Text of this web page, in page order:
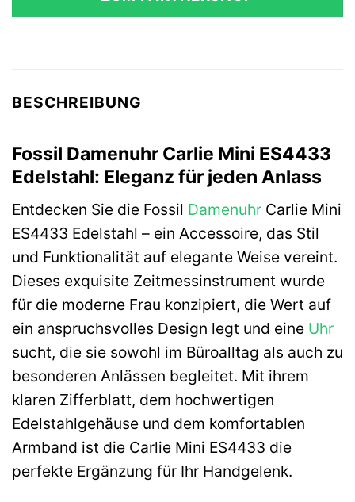
129,00 €109,65 €.
BESCHREIBUNG
Fossil Damenuhr Carlie Mini ES4433
Edelstahl: Eleganz für jeden Anlass
Entdecken Sie die Fossil Damenuhr Carlie Mini
ES4433 Edelstahl – ein Accessoire, das Stil
und Funktionalität auf elegante Weise vereint.
Dieses exquisite Zeitmessinstrument wurde
für die moderne Frau konzipiert, die Wert auf
ein anspruchsvolles Design legt und eine Uhr
sucht, die sie sowohl im Büroalltag als auch zu
besonderen Anlässen begleitet. Mit ihrem
klaren Zifferblatt, dem hochwertigen
Edelstahlgehäuse und dem komfortablen
Armband ist die Carlie Mini ES4433 die
perfekte Ergänzung für Ihr Handgelenk.